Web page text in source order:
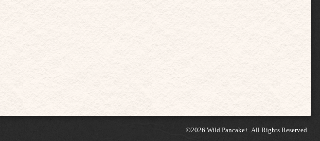
©2026 Wild Pancake+. All Rights Reserved.